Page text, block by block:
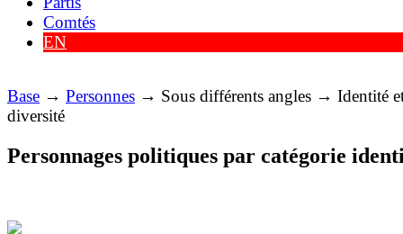
Comtés
EN
Base → Personnes → Sous différents angles → Identité
diversité
Personnages politiques par catégorie